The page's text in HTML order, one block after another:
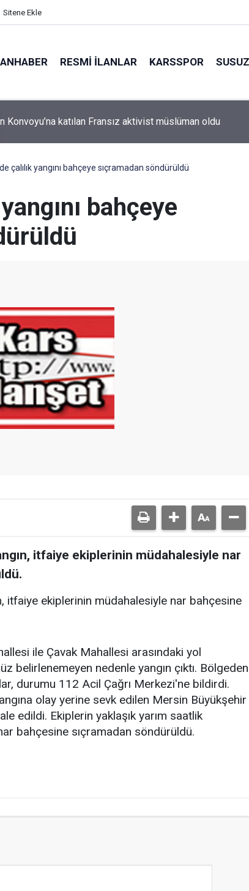
Sitene Ekle
RESMI İLANLAR KARSSPOR
ekinleri yanan köylülere Vali Işın’dan destek sözü
çalılık yangını bahçeye sıçramadan söndürüldü
bahçeye
itfaiye ekiplerinin müdahalesiyle nar
itfaiye ekiplerinin müdahalesiyle nar bahçesine
ile Çavak Mahallesi arasındaki yol
belirlenemeyen nedenle yangın çıktı. Bölgeden
durumu 112 Acil Çağrı Merkezi'ne bildirdi.
olay yerine sevk edilen Mersin Büyükşehir
edildi. Ekiplerin yaklaşık yarım saatlik
bahçesine sıçramadan söndürüldü.